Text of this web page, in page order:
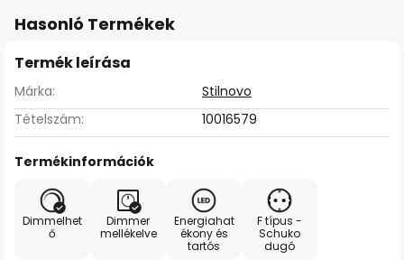
Hasonló Termékek
Termék leírása
Márka:
Stilnovo
Tételszám:
10016579
Termékinformációk
Dimmelhet
ő
Dimmer
mellékelve
Energiahat
ékony és
tartós
F típus -
Schuko
dugó